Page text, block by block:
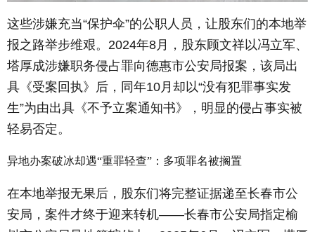
这些涉嫌充当“保护伞”的公职人员，让股东们的本地举
报之路举步维艰。2024年8月，股东顾文祥以冯立军、
塔厚成涉嫌职务侵占罪向德惠市公安局报案，该局出
具《受案回执》后，同年10月却以“没有犯罪事实发
生”为由出具《不予立案通知书》，明显的侵占事实被
轻易否定。
异地办案破冰却遇“重罪轻查”：多项罪名被搁置
在本地举报无果后，股东们将完整证据递至长春市公
安局，案件才终于迎来转机——长春市公安局指定榆